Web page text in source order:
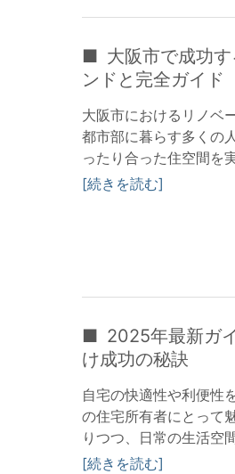
大阪市で成功
ンドと完全ガイド
大阪市におけるリノベ
都市部に暮らす多くの
ったり合った住空間を
続きを読む
2025年最新ガ
け成功の秘訣
自宅の快適性や利便性
の住宅所有者にとって
りつつ、日常の生活空
続きを読む